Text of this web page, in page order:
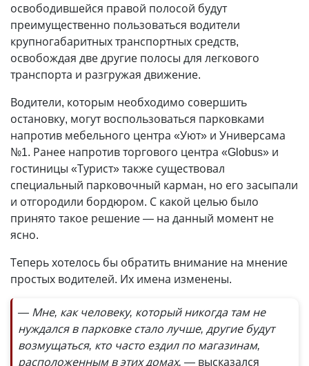
освободившейся правой полосой будут
преимущественно пользоваться водители
крупногабаритных транспортных средств,
освобождая две другие полосы для легкового
транспорта и разгружая движение.
Водители, которым необходимо совершить
остановку, могут воспользоваться парковками
напротив мебельного центра «Уют» и Универсама
№1. Ранее напротив торгового центра «Globus» и
гостиницы «Турист» также существовал
специальный парковочный карман, но его засыпали
и отгородили бордюром. С какой целью было
принято такое решение — на данный момент не
ясно.
Теперь хотелось бы обратить внимание на мнение
простых водителей. Их имена изменены.
— Мне, как человеку, который никогда там не
нуждался в парковке стало лучше, другие будут
возмущаться, кто часто ездил по магазинам,
расположенным в этих домах, — высказался